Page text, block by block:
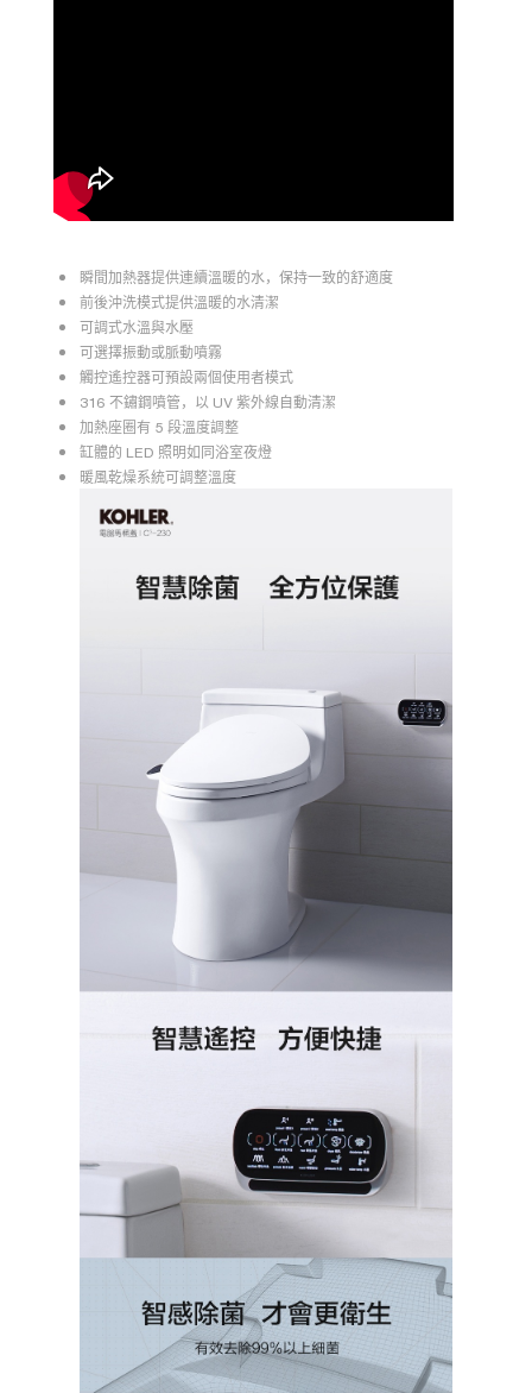
瞬間加熱器提供連續溫暖的水，保持一致的舒適度
前後沖洗模式提供溫暖的水清潔
可調式水溫與水壓
可選擇振動或脈動噴霧
觸控遙控器可預設兩個使用者模式
316 不鏽鋼噴管，以 UV 紫外線自動清潔
加熱座圈有 5 段溫度調整
缸體的 LED 照明如同浴室夜燈
暖風乾燥系統可調整溫度